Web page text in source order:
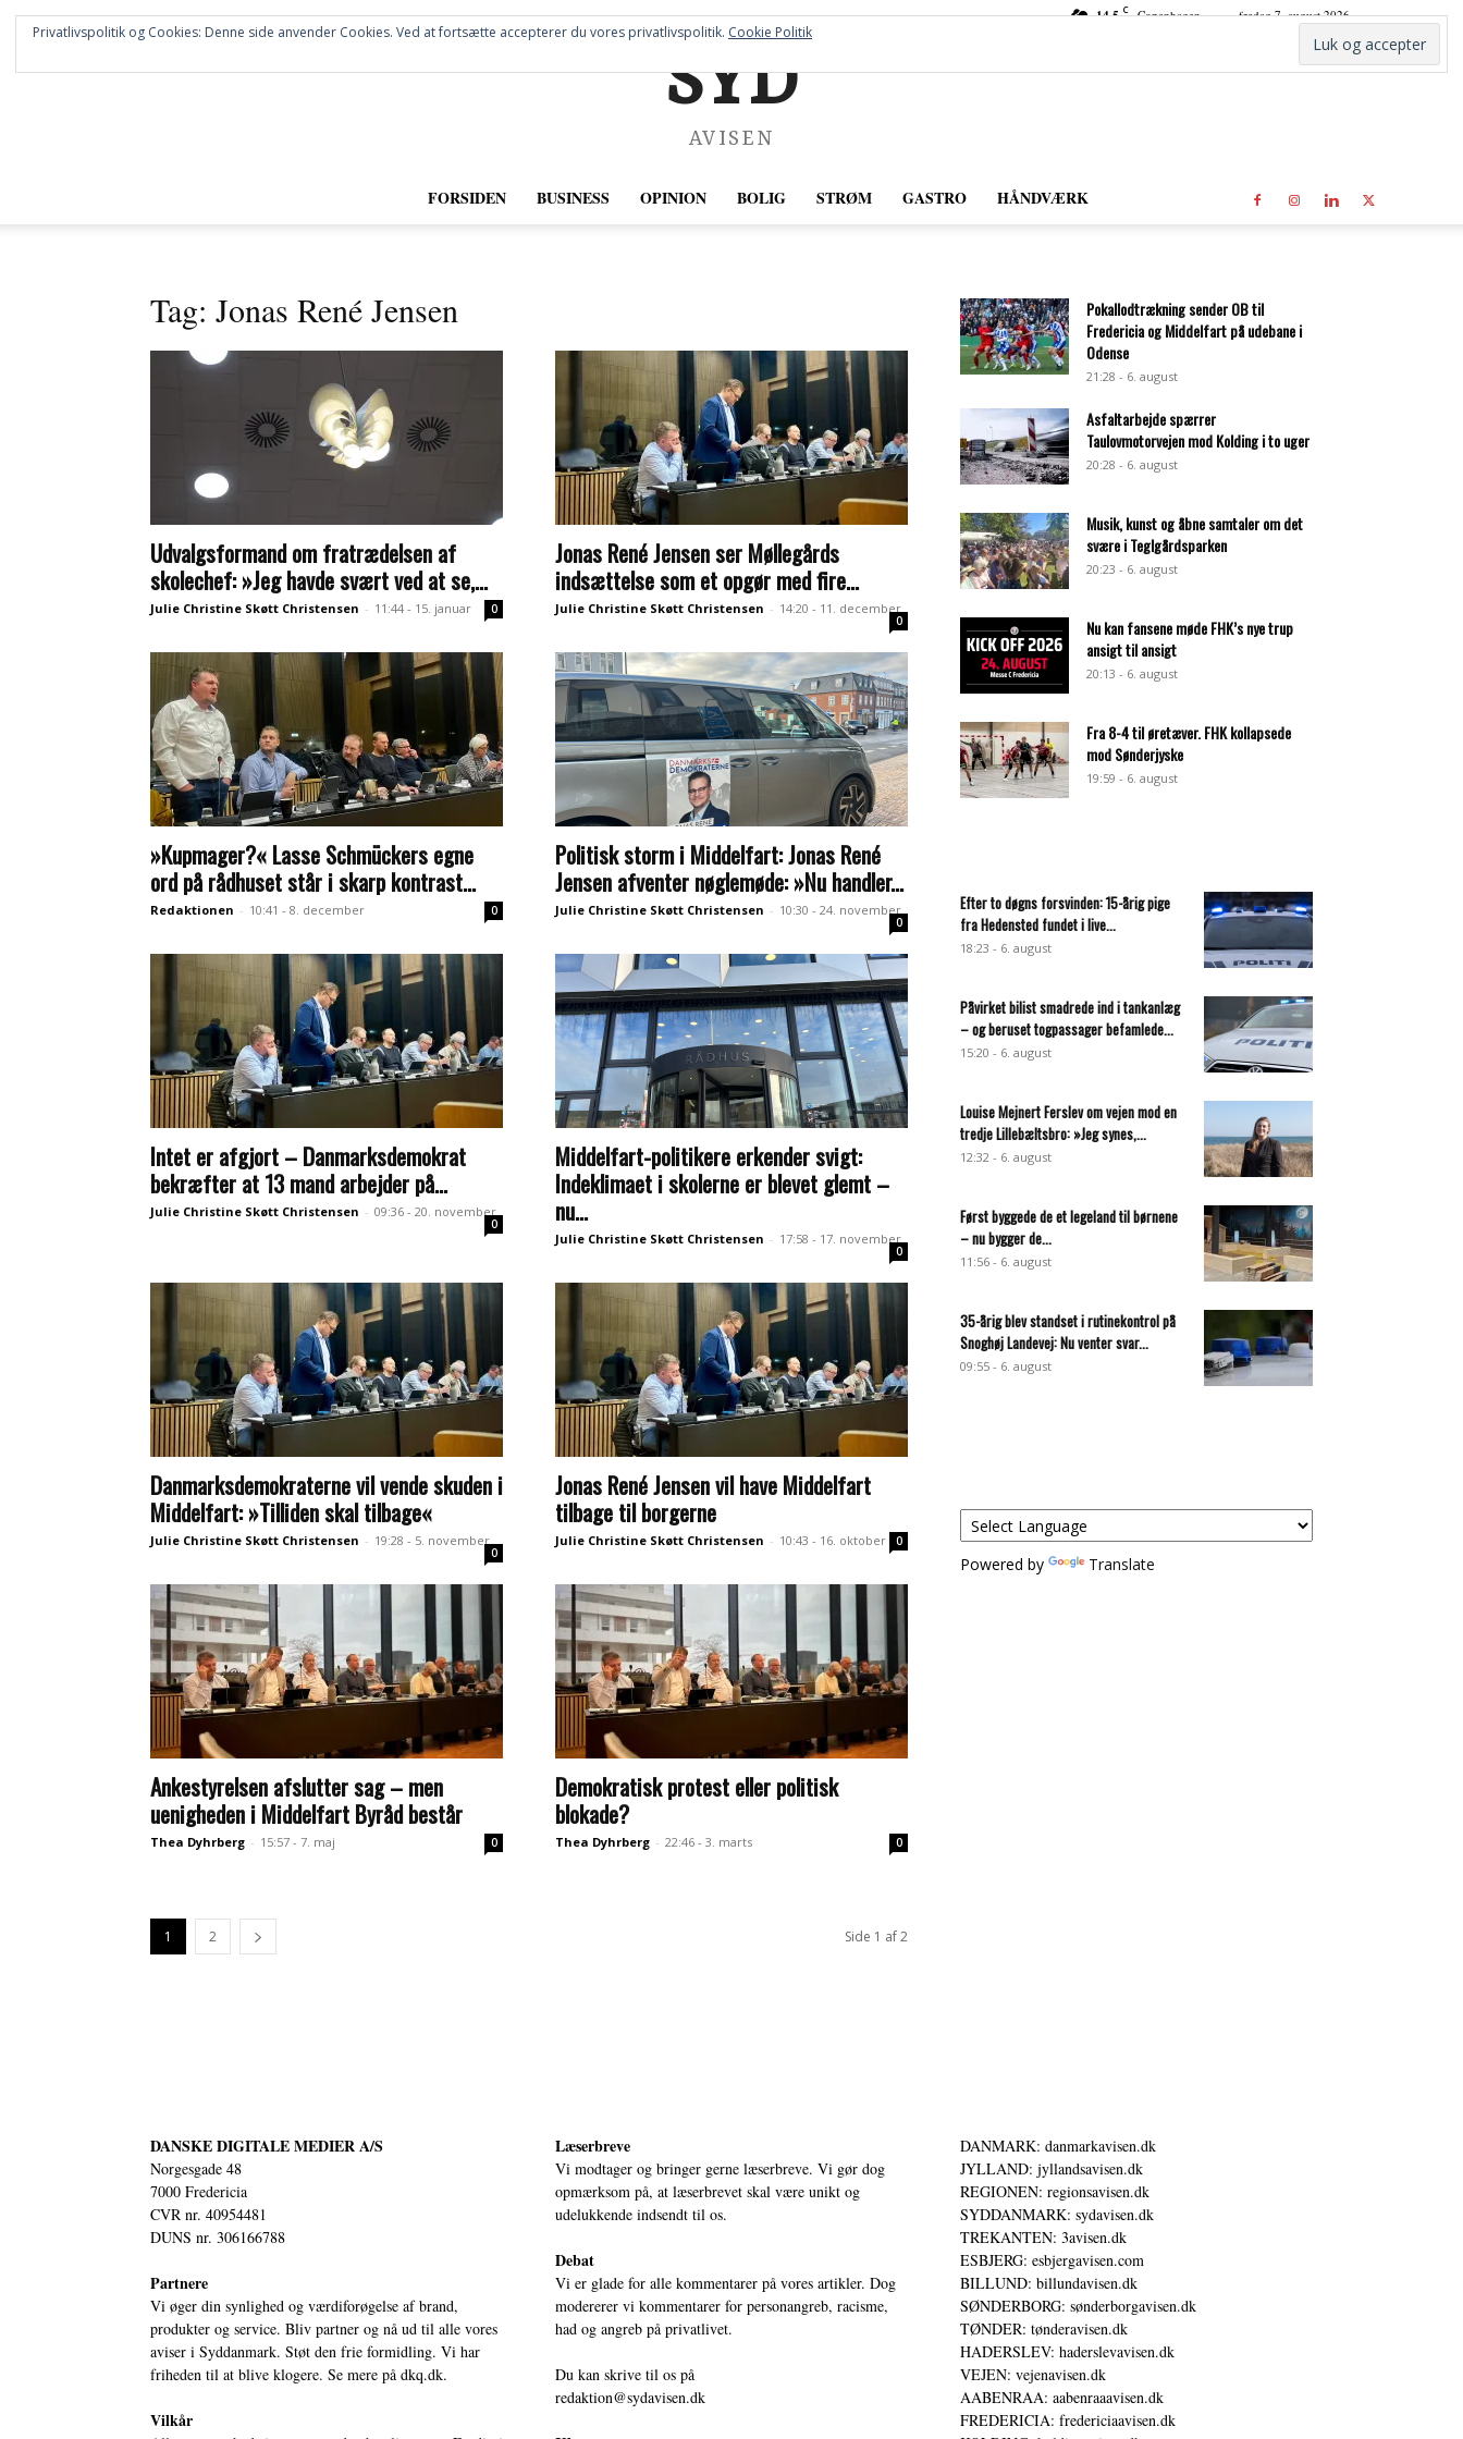
14.5 C Copenhagen fredag 7. august 2026
SYD
AVISEN
FORSIDEN BUSINESS OPINION BOLIG STRØM GASTRO HÅNDVÆRK
Tag: Jonas René Jensen
Udvalgsformand om fratrædelsen af
skolechef: »Jeg havde svært ved at se,...
Julie Christine Skøtt Christensen - 11:44 - 15. januar 0
Jonas René Jensen ser Møllegårds
indsættelse som et opgør med fire...
Julie Christine Skøtt Christensen - 14:20 - 11. december
0
»Kupmager?« Lasse Schmückers egne
ord på rådhuset står i skarp kontrast...
Redaktionen - 10:41 - 8. december 0
Politisk storm i Middelfart: Jonas René
Jensen afventer nøglemøde: »Nu handler...
Julie Christine Skøtt Christensen - 10:30 - 24. november
0
Intet er afgjort – Danmarksdemokrat
bekræfter at 13 mand arbejder på...
Julie Christine Skøtt Christensen - 09:36 - 20. november
0
Middelfart-politikere erkender svigt:
Indeklimaet i skolerne er blevet glemt –
nu...
Julie Christine Skøtt Christensen - 17:58 - 17. november
0
Danmarksdemokraterne vil vende skuden i
Middelfart: »Tilliden skal tilbage«
Julie Christine Skøtt Christensen - 19:28 - 5. november
0
Jonas René Jensen vil have Middelfart
tilbage til borgerne
Julie Christine Skøtt Christensen - 10:43 - 16. oktober 0
Ankestyrelsen afslutter sag – men
uenigheden i Middelfart Byråd består
Thea Dyhrberg - 15:57 - 7. maj 0
Demokratisk protest eller politisk
blokade?
Thea Dyhrberg - 22:46 - 3. marts 0
1 2 Side 1 af 2
Pokallodtrækning sender OB til
Fredericia og Middelfart på udebane i
Odense
21:28 - 6. august
Asfaltarbejde spærrer
Taulovmotorvejen mod Kolding i to uger
20:28 - 6. august
Musik, kunst og åbne samtaler om det
svære i Teglgårdsparken
20:23 - 6. august
Nu kan fansene møde FHK’s nye trup
ansigt til ansigt
20:13 - 6. august
Fra 8-4 til øretæver. FHK kollapsede
mod Sønderjyske
19:59 - 6. august
Efter to døgns forsvinden: 15-årig pige
fra Hedensted fundet i live...
18:23 - 6. august
Påvirket bilist smadrede ind i tankanlæg
– og beruset togpassager befamlede...
15:20 - 6. august
Louise Mejnert Ferslev om vejen mod en
tredje Lillebæltsbro: »Jeg synes,...
12:32 - 6. august
Først byggede de et legeland til børnene
– nu bygger de...
11:56 - 6. august
35-årig blev standset i rutinekontrol på
Snoghøj Landevej: Nu venter svar...
09:55 - 6. august
Powered by Translate
DANSKE DIGITALE MEDIER A/S
Norgesgade 48
7000 Fredericia
CVR nr. 40954481
DUNS nr. 306166788
Partnere
Vi øger din synlighed og værdiforøgelse af brand,
produkter og service. Bliv partner og nå ud til alle vores
aviser i Syddanmark. Støt den frie formidling. Vi har
friheden til at blive klogere. Se mere på dkq.dk.
Vilkår
Læserbreve
Vi modtager og bringer gerne læserbreve. Vi gør dog
opmærksom på, at læserbrevet skal være unikt og
udelukkende indsendt til os.
Debat
Vi er glade for alle kommentarer på vores artikler. Dog
modererer vi kommentarer for personangreb, racisme,
had og angreb på privatlivet.
Du kan skrive til os på
redaktion@sydavisen.dk
DANMARK: danmarkavisen.dk
JYLLAND: jyllandsavisen.dk
REGIONEN: regionsavisen.dk
SYDDANMARK: sydavisen.dk
TREKANTEN: 3avisen.dk
ESBJERG: esbjergavisen.com
BILLUND: billundavisen.dk
SØNDERBORG: sønderborgavisen.dk
TØNDER: tønderavisen.dk
HADERSLEV: haderslevavisen.dk
VEJEN: vejenavisen.dk
AABENRAA: aabenraaavisen.dk
FREDERICIA: fredericiaavisen.dk
Privatlivspolitik og Cookies: Denne side anvender Cookies. Ved at fortsætte accepterer du vores privatlivspolitik. Cookie Politik